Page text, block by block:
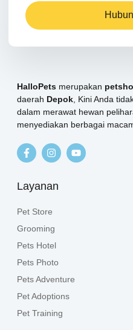
HalloPets merupakan
daerah Depok , Kini Anda
dalam merawat hewan
menyediakan berbagai
Layanan
Pet Store
Grooming
Pets Hotel
Pets Photo
Pets Adventure
Pet Adoptions
Pet Training